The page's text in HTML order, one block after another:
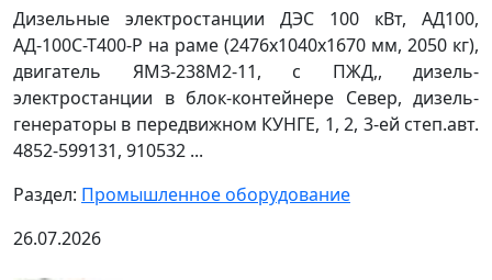
Дизельные электростанции ДЭС 100 кВт, АД100,
АД-100С-Т400-Р на раме (2476х1040х1670 мм, 2050 кг),
двигатель ЯМЗ-238М2-11, с ПЖД,, дизель-
электростанции в блок-контейнере Север, дизель-
генераторы в передвижном КУНГЕ, 1, 2, 3-ей степ.авт.
4852-599131, 910532 ...
Раздел: Промышленное оборудование
26.07.2026